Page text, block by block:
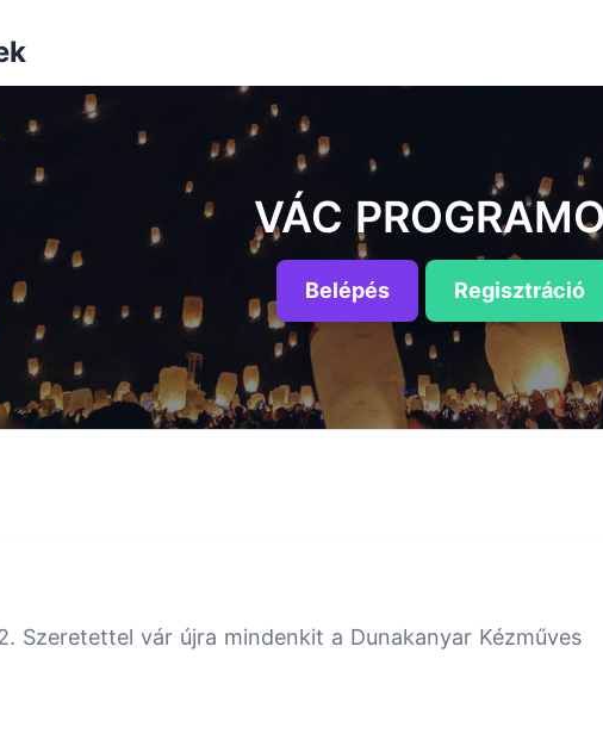
VÁC
Belépés Regisztráció
Szeretettel vár újra mindenkit a Dunakanyar Kézműves